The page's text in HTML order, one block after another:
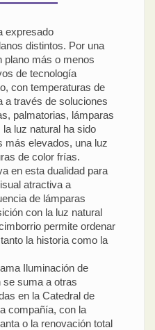
expresado
distintos. Por una
plano más o menos
de tecnología
con temperaturas de
a través de soluciones
palmatorias, lámparas
luz natural ha sido
más elevados, una luz
de color frías.
en esta dualidad para
atractiva a
de lámparas
con la luz natural
permite ordenar
la historia como la
Iluminación de
se suma a otras
en la Catedral de
compañía, con la
o la renovación total